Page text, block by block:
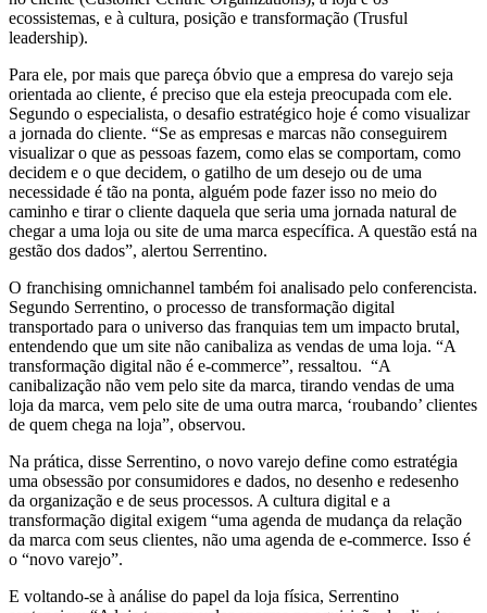
ecossistemas, e à cultura, posição e transformação (Trusful
leadership).
Para ele, por mais que pareça óbvio que a empresa do varejo seja
orientada ao cliente, é preciso que ela esteja preocupada com ele.
Segundo o especialista, o desafio estratégico hoje é como visualizar
a jornada do cliente. “Se as empresas e marcas não conseguirem
visualizar o que as pessoas fazem, como elas se comportam, como
decidem e o que decidem, o gatilho de um desejo ou de uma
necessidade é tão na ponta, alguém pode fazer isso no meio do
caminho e tirar o cliente daquela que seria uma jornada natural de
chegar a uma loja ou site de uma marca específica. A questão está na
gestão dos dados”, alertou Serrentino.
O franchising omnichannel também foi analisado pelo conferencista.
Segundo Serrentino, o processo de transformação digital
transportado para o universo das franquias tem um impacto brutal,
entendendo que um site não canibaliza as vendas de uma loja. “A
transformação digital não é e-commerce”, ressaltou. “A
canibalização não vem pelo site da marca, tirando vendas de uma
loja da marca, vem pelo site de uma outra marca, ‘roubando’ clientes
de quem chega na loja”, observou.
Na prática, disse Serrentino, o novo varejo define como estratégia
uma obsessão por consumidores e dados, no desenho e redesenho
da organização e de seus processos. A cultura digital e a
transformação digital exigem “uma agenda de mudança da relação
da marca com seus clientes, não uma agenda de e-commerce. Isso é
o “novo varejo”.
E voltando-se à análise do papel da loja física, Serrentino